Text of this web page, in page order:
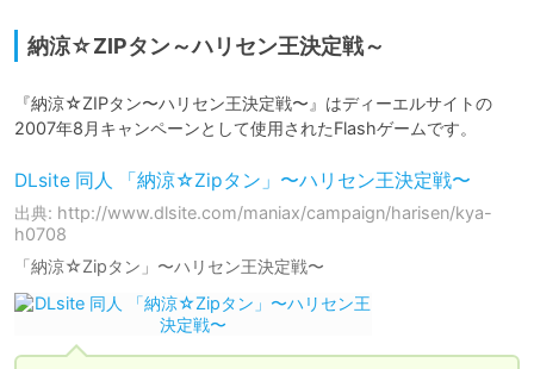
納涼☆ZIPタン～ハリセン王決定戦～
『納涼☆ZIPタン〜ハリセン王決定戦〜』はディーエルサイトの
DLsite 同人 「納涼☆Zipタン」〜ハリセン王決定戦〜
出典: http://www.dlsite.com/maniax/campaign/harisen/kya-
h0708
「納涼☆Zipタン」〜ハリセン王決定戦〜